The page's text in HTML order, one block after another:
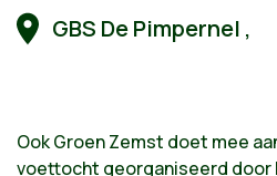
GBS De Pimpernel ,
Ook Groen Zemst doet mee
voettocht georganiseerd door